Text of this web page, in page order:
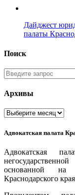
Дайджест
палаты
Поиск
Введите
запрос
Архивы
Архивы
Адвокатская палата
Адвокатская
основанной на
Краснодарского